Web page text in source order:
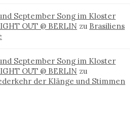
September Song im Kloster
OUT @ BERLIN zu Brasiliens
September Song im Kloster
OUT @ BERLIN zu
der Klänge und Stimmen